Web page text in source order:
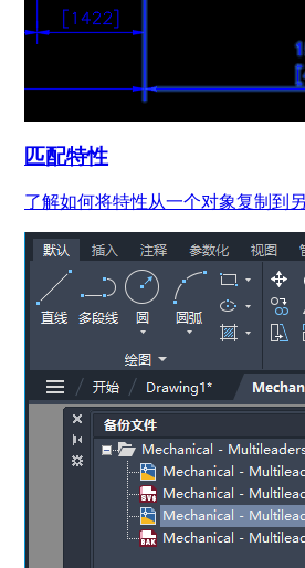
匹配特性
了解如何将特性从一个对象复制到